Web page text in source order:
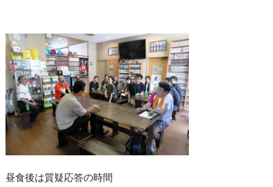
昼食後は質疑応答の時間